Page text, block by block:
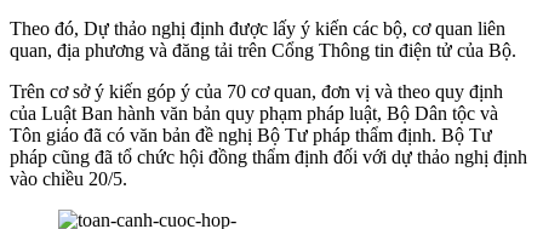
Theo đó, Dự thảo nghị định được lấy ý kiến các bộ, cơ quan liên
quan, địa phương và đăng tải trên Cổng Thông tin điện tử của Bộ.
Trên cơ sở ý kiến góp ý của 70 cơ quan, đơn vị và theo quy định
của Luật Ban hành văn bản quy phạm pháp luật, Bộ Dân tộc và
Tôn giáo đã có văn bản đề nghị Bộ Tư pháp thẩm định. Bộ Tư
pháp cũng đã tổ chức hội đồng thẩm định đối với dự thảo nghị định
vào chiều 20/5.